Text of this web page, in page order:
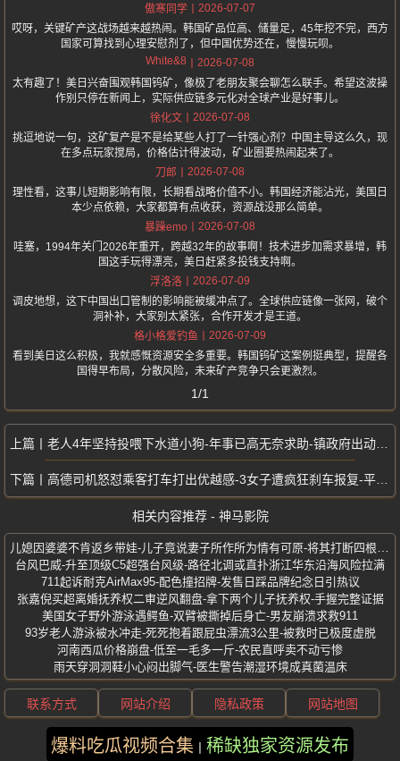
傲寒同学
2026-07-07
哎呀，关键矿产这战场越来越热闹。韩国矿品位高、储量足，45年挖不完，西方
国家可算找到心理安慰剂了，但中国优势还在，慢慢玩呗。
White&8
2026-07-08
太有趣了！美日兴奋围观韩国钨矿，像极了老朋友聚会聊怎么联手。希望这波操
作别只停在新闻上，实际供应链多元化对全球产业是好事儿。
徐化文
2026-07-08
挑逗地说一句，这矿复产是不是给某些人打了一针强心剂？中国主导这么久，现
在多点玩家搅局，价格估计得波动，矿业圈要热闹起来了。
刀郎
2026-07-08
理性看，这事儿短期影响有限，长期看战略价值不小。韩国经济能沾光，美国日
本少点依赖，大家都算有点收获，资源战没那么简单。
暴躁emo
2026-07-08
哇塞，1994年关门2026年重开，跨越32年的故事啊！技术进步加需求暴增，韩
国这手玩得漂亮，美日赶紧多投钱支持啊。
浮洛洛
2026-07-09
调皮地想，这下中国出口管制的影响能被缓冲点了。全球供应链像一张网，破个
洞补补，大家别太紧张，合作开发才是王道。
格小格爱钓鱼
2026-07-09
看到美日这么积极，我就感慨资源安全多重要。韩国钨矿这案例挺典型，提醒各
国得早布局，分散风险，未来矿产竞争只会更激烈。
1/1
老人4年坚持投喂下水道小狗-年事已高无奈求助-镇政府出动探测车救狗
高德司机怒怼乘客打车打出优越感-3女子遭疯狂刹车报复-平台永久封号
相关内容推荐 - 神马影院
台风巴威-升至顶级C5超强台风级-路径北调或直扑浙江华东沿海风险拉满
711起诉耐克AirMax95-配色撞招牌-发售日踩品牌纪念日引热议
张嘉倪买超离婚抚养权二审逆风翻盘-拿下两个儿子抚养权-手握完整证据
美国女子野外游泳遇鳄鱼-双臂被撕掉后身亡-男友崩溃求救911
93岁老人游泳被水冲走-死死抱着跟屁虫漂流3公里-被救时已极度虚脱
河南西瓜价格崩盘-低至一毛多一斤-农民直呼卖不动亏惨
雨天穿洞洞鞋小心闷出脚气-医生警告潮湿环境成真菌温床
爆料吃瓜视频合集 稀缺独家资源发布
联系方式 网站介绍 隐私政策 网站地图
版权所有 ©2025 神马影院 保留所有权利